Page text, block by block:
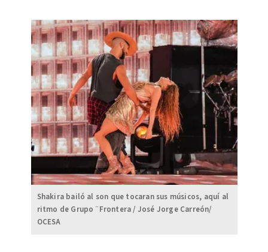
Shakira bailó al son que tocaran sus músicos, aquí al
ritmo de Grupo ¨Frontera / José Jorge Carreón/
OCESA